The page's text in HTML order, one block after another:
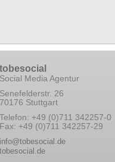
tobesocial
Social Media Agentur
Senefelderstr. 26
70176 Stuttgart
Telefon: +49 (0)711 342257-0
Fax: +49 (0)711 342257-29
info@tobesocial.de
tobesocial.de